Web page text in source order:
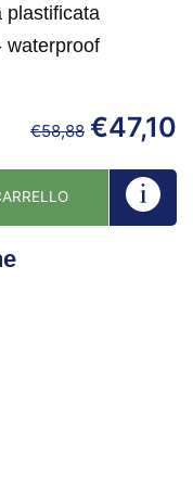
plastificata
waterproof
€58,88 €47,10